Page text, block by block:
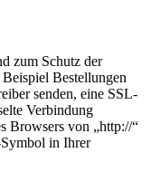
zum Schutz der
Bestellungen
senden, eine SSL-
Verbindung
Browsers von „http://“
Symbol in Ihrer